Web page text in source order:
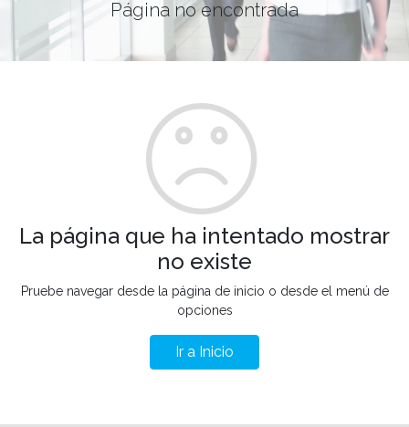
Página no encontrada
La página que ha intentado mostrar
no existe
Pruebe navegar desde la página de inicio o desde el menú de
opciones
Ir a Inicio